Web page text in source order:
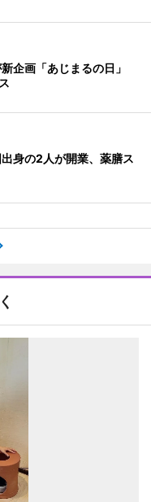
企画「あじまるの日」
身の2人が開業、薬膳ス